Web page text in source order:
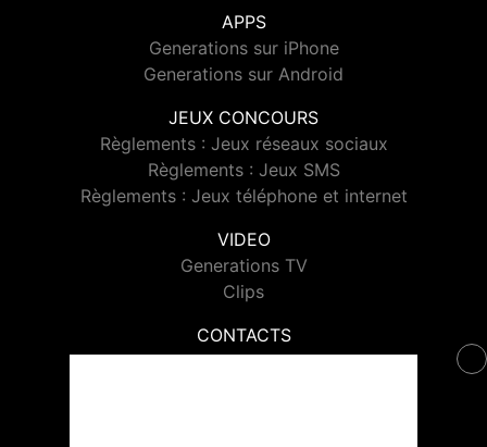
APPS
Generations sur iPhone
Generations sur Android
JEUX CONCOURS
Règlements : Jeux réseaux sociaux
Règlements : Jeux SMS
Règlements : Jeux téléphone et internet
VIDEO
Generations TV
Clips
CONTACTS
Contacter Generations